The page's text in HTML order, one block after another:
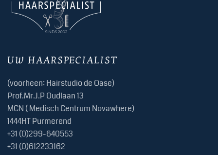
UW HAARSPECIALIST
(voorheen: Hairstudio de Oase)
Prof.Mr.J.P Oudlaan 13
MCN ( Medisch Centrum Novawhere)
1444HT Purmerend
+31 (0)299-640553
+31 (0)612233162